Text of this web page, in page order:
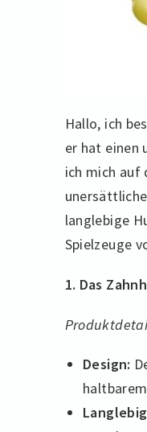
Hallo, ich
er hat einen
ich mich auf
langlebige
Spielzeuge
1. Das
Design: